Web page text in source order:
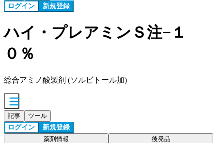
ログイン 新規登録
ハイ・プレアミンＳ注−１
０％
総合アミノ酸製剤 (ソルビトール加)
記事 ツール
ログイン 新規登録
薬剤情報 後発品